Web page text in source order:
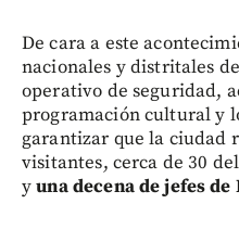
De cara a este
nacionales y distritales
operativo de seguridad,
programación cultural y
garantizar que la ciudad
visitantes, cerca de 30
yuna decena de jefes